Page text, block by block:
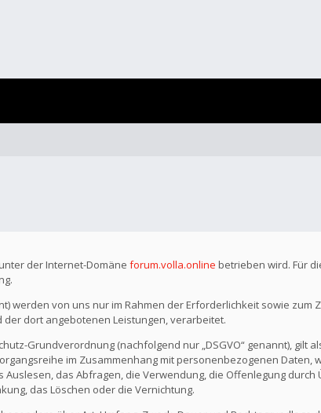
der Internet-Domäne forum.volla.online betrieben wird. Für
werden von uns nur im Rahmen der Erforderlichkeit sowie
dort angebotenen Leistungen, verarbeitet.
Grundverordnung (nachfolgend nur „DSGVO“ genannt), gilt
im Zusammenhang mit personenbezogenen Daten,
das Abfragen, die Verwendung, die Offenlegung
das Löschen oder die Vernichtung.